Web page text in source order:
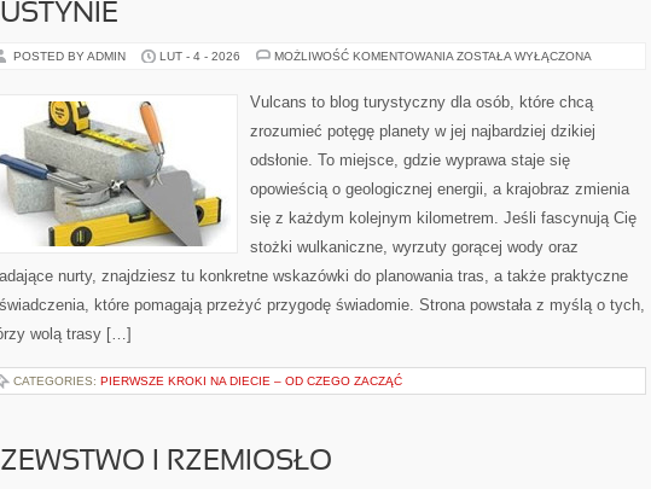
POSTED BY ADMIN LUT - 4 - 2026 MOŻLIWOŚĆ KOMENTOWANIA PUSTYNIE
ZOSTAŁA WYŁĄCZONA
Vulcans to blog turystyczny dla osób, które chcą
zrozumieć potęgę planety w jej najbardziej dzikiej
odsłonie. To miejsce, gdzie wyprawa staje się
opowieścią o geologicznej energii, a krajobraz zmienia
się z każdym kolejnym kilometrem. Jeśli fascynują Cię
stożki wulkaniczne, wyrzuty gorącej wody oraz
nurty, znajdziesz tu konkretne wskazówki do planowania tras, a także praktyczne
które pomagają przeżyć przygodę świadomie. Strona powstała z myślą o tych,
wolą trasy […]
CATEGORIES: PIERWSZE KROKI NA DIECIE – OD CZEGO ZACZĄĆ
I RZEMIOSŁO